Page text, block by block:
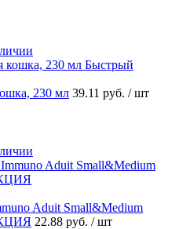
Быстрый
230 мл 39.11 руб. / шт
Aduit Small&Medium
22.88 руб. / шт